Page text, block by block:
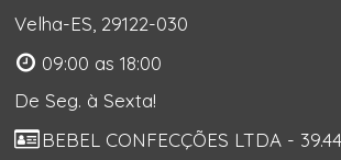
Velha-ES, 29122-030
09:00 as 18:00
De Seg. à Sexta!
BEBEL CONFECÇÕES LTDA -